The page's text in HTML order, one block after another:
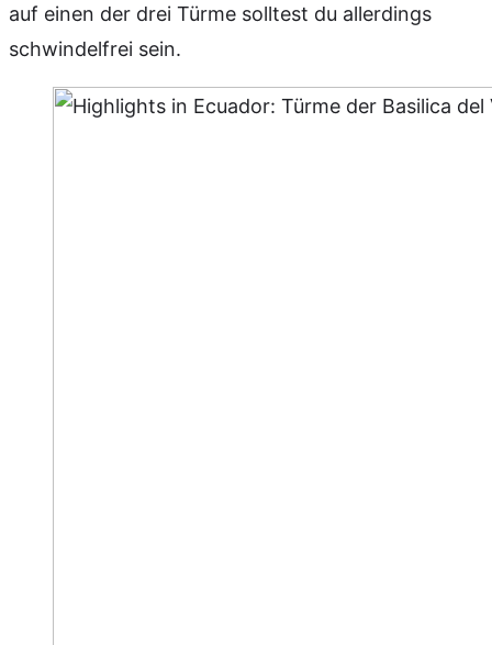
auf einen der drei Türme solltest du allerdings
schwindelfrei sein.